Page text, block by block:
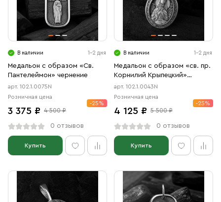
В наличии 1-2 дня
Медальон с образом «Св.
Пантелеймон» чернение
арт. 102.1.0075N
Розничная цена
3 375 ₽ 4 500 ₽
-25%
0 отзывов
Купить
В наличии 1-2 дня
Медальон с образом «св. пр.
Корнилий Крыпецкий»
чернение
арт. 102.1.0043N
Розничная цена
4 125 ₽ 5 500 ₽
-25%
0 отзывов
Купить